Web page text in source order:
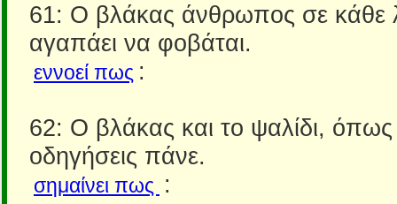
61: Ο βλάκας άνθρωπος σε κάθε
αγαπάει να φοβάται.
εννοεί πως :
62: Ο βλάκας και το ψαλίδι, όπως
οδηγήσεις πάνε.
σημαίνει πως :